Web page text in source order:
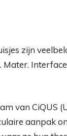
Mater.
van CiQUS
aanpak